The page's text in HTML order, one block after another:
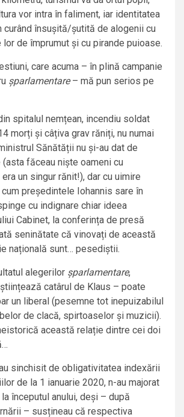
vor intra în faliment, iar identitatea
curând însușită/șutită de alogenii cu
lor de împrumut și cu pirande puioase.
care acuma – în plină campanie
șparlamentare– mă pun serios pe
spitalul nemțean, incendiu soldat
morți și câțiva grav răniți, nu numai
Sănătății nu și-au dat de
făceau niște oameni cu
un singur rănit!), dar cu uimire
președintele Iohannis sare în
cu indignare chiar ideea
Cabinet, la conferința de presă
seninătate că vinovați de această
națională sunt… pesediștii.
alegerilor șparlamentare,
catârul de Klaus – poate
un liberal (pesemne tot inepuizabilul
de clacă, spirtoaselor și muzicii).
această relație dintre cei doi
sinchisit de obligativitatea indexării
de la 1 ianuarie 2020, n-au majorat
începutul anului, deși – după
– susțineau că respectiva